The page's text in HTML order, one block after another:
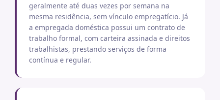
geralmente até duas vezes por semana na
mesma residência, sem vínculo empregatício. Já
a empregada doméstica possui um contrato de
trabalho formal, com carteira assinada e direitos
trabalhistas, prestando serviços de forma
contínua e regular.